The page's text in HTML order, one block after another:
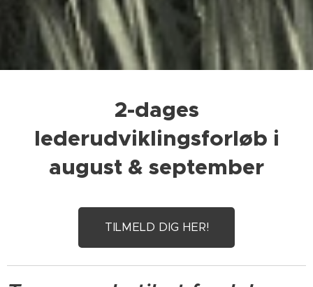
2-dages
lederudviklingsforløb i
august & september
TILMELD DIG HER!